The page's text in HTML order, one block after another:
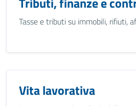
Tasse e tributi su immobili, rifiuti,
Vita lavorativa